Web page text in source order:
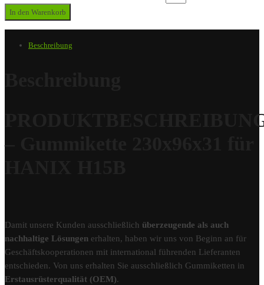
In den Warenkorb
Beschreibung
Damit unsere Kunden ausschließlich überzeugende als auch
nachhaltige Lösungen erhalten, haben wir uns von Beginn an für
Geschäftskooperationen mit international führenden Lieferanten
entschieden. Von uns erhalten Sie ausschließlich Gummiketten in
Erstausrüsterqualität (OEM).